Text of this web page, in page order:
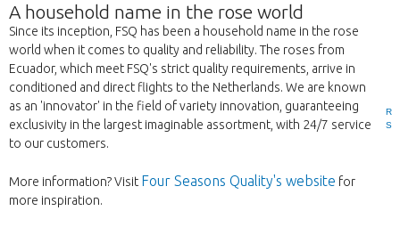
R
S
A household name in the rose world
Since its inception, FSQ has been a household name in the rose
world when it comes to quality and reliability. The roses from
Ecuador, which meet FSQ's strict quality requirements, arrive in
conditioned and direct flights to the Netherlands. We are known
as an 'innovator' in the field of variety innovation, guaranteeing
exclusivity in the largest imaginable assortment, with 24/7 service
to our customers.
More information? Visit Four Seasons Quality's website for
more inspiration.